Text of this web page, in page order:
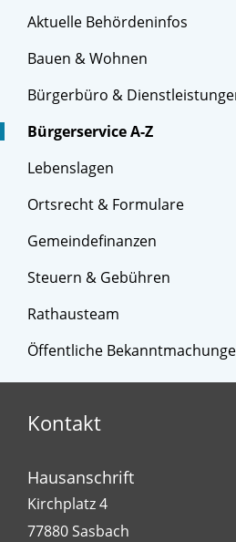
Aktuelle Behördeninfos
Bauen & Wohnen
Bürgerbüro &
Bürgerservice A-Z
Lebenslagen
Ortsrecht & Formulare
Gemeindefinanzen
Steuern & Gebühren
Rathausteam
Öffentliche
Kontakt
Hausanschrift
Kirchplatz 4
77880Sasbach